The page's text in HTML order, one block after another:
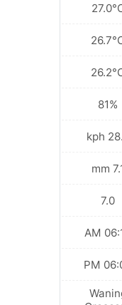
81%
28.8
7.1
7.0